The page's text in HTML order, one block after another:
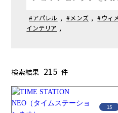
#アパレル , #メンズ , #ウィ
インテリア ,
検索結果 215 件
15